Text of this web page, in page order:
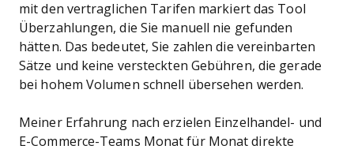
mit den vertraglichen Tarifen markiert das Tool
Überzahlungen, die Sie manuell nie gefunden
hätten. Das bedeutet, Sie zahlen die vereinbarten
Sätze und keine versteckten Gebühren, die gerade
bei hohem Volumen schnell übersehen werden.
Meiner Erfahrung nach erzielen Einzelhandel- und
E-Commerce-Teams Monat für Monat direkte